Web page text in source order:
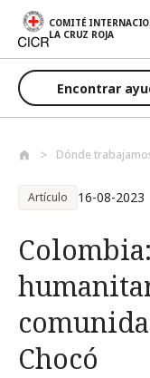
Pasar al contenido
COMITÉ
LA CRUZ ROJA
Encontrar
Dónde
Artículo 16-08-2023
Chocó